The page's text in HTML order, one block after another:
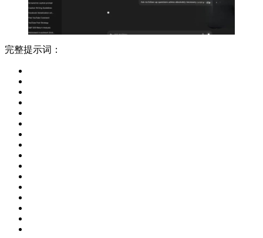
完整提示词：